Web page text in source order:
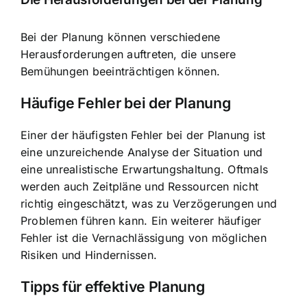
Bei der Planung können verschiedene
Herausforderungen auftreten, die unsere
Bemühungen beeinträchtigen können.
Häufige Fehler bei der Planung
Einer der häufigsten Fehler bei der Planung ist
eine unzureichende Analyse der Situation und
eine unrealistische Erwartungshaltung. Oftmals
werden auch Zeitpläne und Ressourcen nicht
richtig eingeschätzt, was zu Verzögerungen und
Problemen führen kann. Ein weiterer häufiger
Fehler ist die Vernachlässigung von möglichen
Risiken und Hindernissen.
Tipps für effektive Planung